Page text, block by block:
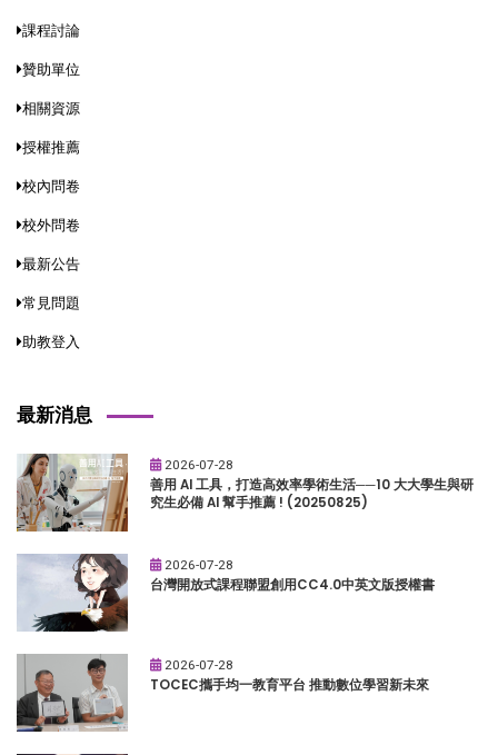
課程討論
贊助單位
相關資源
授權推薦
校內問卷
校外問卷
最新公告
常見問題
助教登入
最新消息
2026-07-28
善用 AI 工具，打造高效率學術生活──10 大大學生與研
究生必備 AI 幫手推薦 ! (20250825)
2026-07-28
台灣開放式課程聯盟創用CC4.0中英文版授權書
2026-07-28
TOCEC攜手均一教育平台 推動數位學習新未來